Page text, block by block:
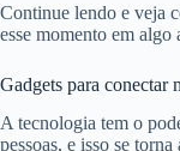
Continue lendo e veja
esse momento em algo
Gadgets para conectar
A tecnologia tem o
pessoas, e isso se